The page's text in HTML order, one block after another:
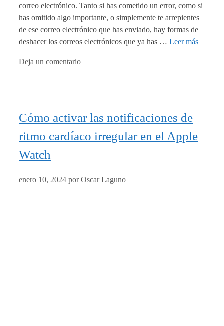
correo electrónico. Tanto si has cometido un error, como si
has omitido algo importante, o simplemente te arrepientes
de ese correo electrónico que has enviado, hay formas de
deshacer los correos electrónicos que ya has … Leer más
Deja un comentario
Cómo activar las notificaciones de
ritmo cardíaco irregular en el Apple
Watch
enero 10, 2024 porOscar Laguno